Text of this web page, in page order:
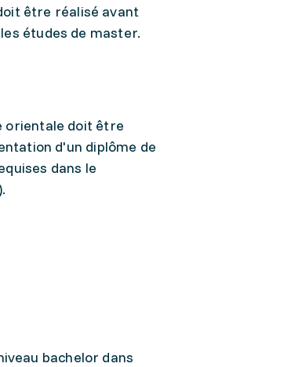
être réalisé avant
études de master.
orientale doit être
d'un diplôme de
dans le
bachelor dans